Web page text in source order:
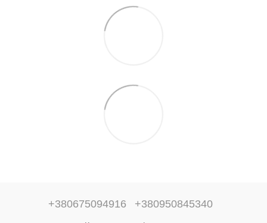
+380675094916 +380950845340